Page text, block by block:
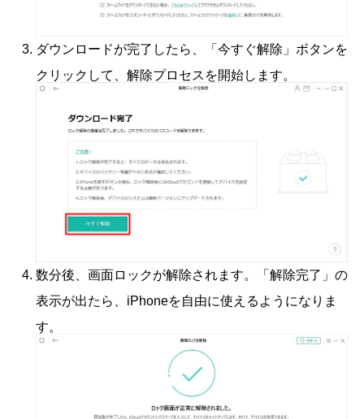
ダウンロードが完了したら、「今すぐ解除」ボタンを
クリックして、解除プロセスを開始します。
数分後、画面ロックが解除されます。「解除完了」の
表示が出たら、iPhoneを自由に使えるようになりま
す。